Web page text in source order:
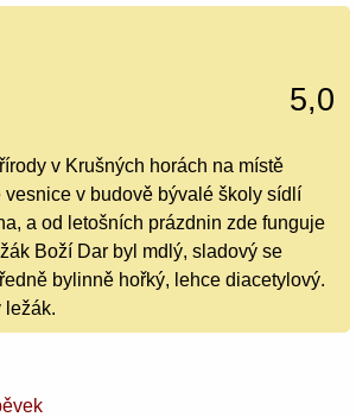
5,0
v Krušných horách na místě
v budově bývalé školy sídlí
a od letošních prázdnin zde funguje
Boží Dar byl mdlý, sladový se
bylinně hořký, lehce diacetylový.
ležák.